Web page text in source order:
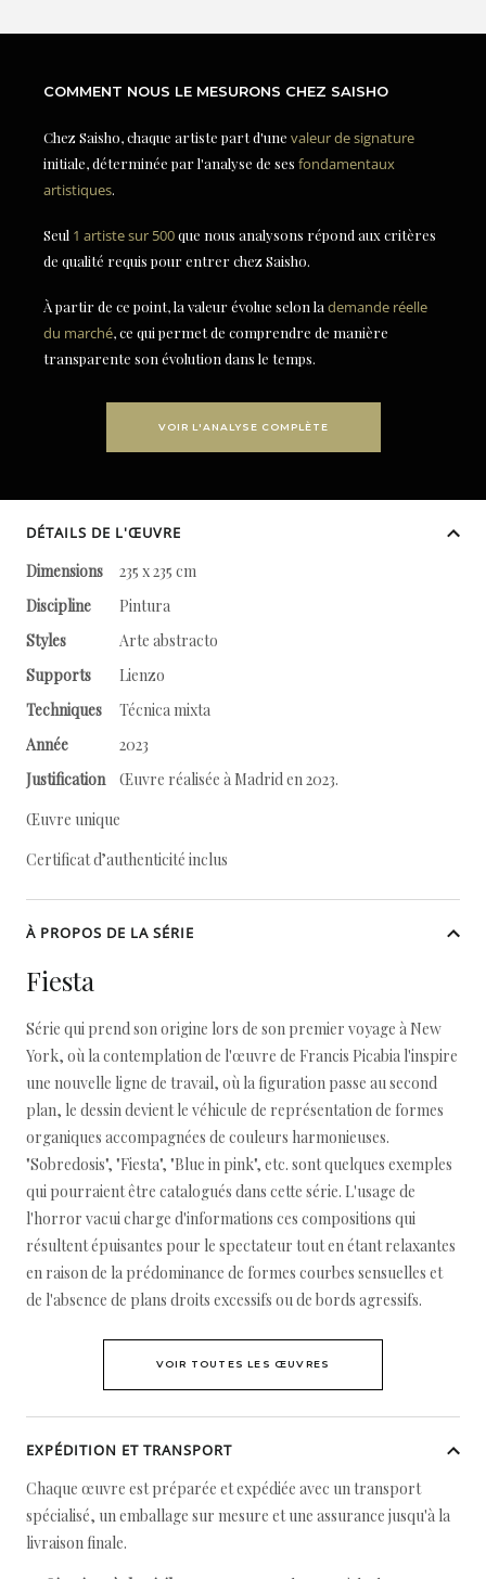
COMMENT NOUS LE MESURONS CHEZ SAISHO
Chez Saisho, chaque artiste part d'une valeur de signature
initiale, déterminée par l'analyse de ses fondamentaux
artistiques.
Seul 1 artiste sur 500que nous analysons répond aux critères
de qualité requis pour entrer chez Saisho.
À partir de ce point, la valeur évolue selon la demande réelle
du marché, ce qui permet de comprendre de manière
transparente son évolution dans le temps.
VOIR L'ANALYSE COMPLÈTE
DÉTAILS DE L'ŒUVRE
Dimensions
235 x 235 cm
Discipline
Pintura
Styles
Arte abstracto
Supports
Lienzo
Techniques
Técnica mixta
Année
2023
Justification
Œuvre réalisée à Madrid en 2023.
Œuvre unique
Certificat d’authenticité inclus
À PROPOS DE LA SÉRIE
Fiesta
Série qui prend son origine lors de son premier voyage à New
York, où la contemplation de l'œuvre de Francis Picabia l'inspire
une nouvelle ligne de travail, où la figuration passe au second
plan, le dessin devient le véhicule de représentation de formes
organiques accompagnées de couleurs harmonieuses.
"Sobredosis", "Fiesta", "Blue in pink", etc. sont quelques exemples
qui pourraient être catalogués dans cette série. L'usage de
l'horror vacui charge d'informations ces compositions qui
résultent épuisantes pour le spectateur tout en étant relaxantes
en raison de la prédominance de formes courbes sensuelles et
de l'absence de plans droits excessifs ou de bords agressifs.
VOIR TOUTES LES ŒUVRES
EXPÉDITION ET TRANSPORT
Chaque œuvre est préparée et expédiée avec un transport
spécialisé, un emballage sur mesure et une assurance jusqu'à la
livraison finale.